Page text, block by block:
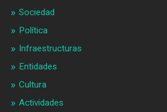
Sociedad
Política
Infraestructuras
Entidades
Cultura
Actividades